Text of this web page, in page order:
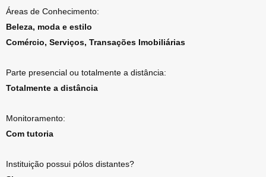
Áreas de Conhecimento:
Beleza, moda e estilo
Comércio, Serviços, Transações Imobiliárias
Parte presencial ou totalmente a distância:
Totalmente a distância
Monitoramento:
Com tutoria
Instituição possui pólos distantes?